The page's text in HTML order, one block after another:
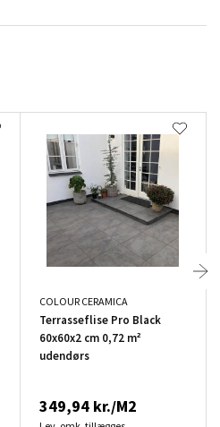
COLOUR CERAMICA
Terrasseflise Pro Black
60x60x2 cm 0,72 m²
udendørs
349,94 kr./M2